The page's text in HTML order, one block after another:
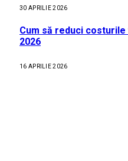
30 APRILIE 2026
Cum să reduci
2026
16 APRILIE 2026